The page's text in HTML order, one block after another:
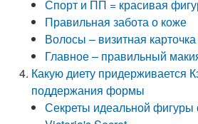
Спорт и ПП = красивая
Правильная забота о коже
Волосы – визитная
Главное – правильный
Какую диету придерживается
поддержания формы
Секреты идеальной фигуры